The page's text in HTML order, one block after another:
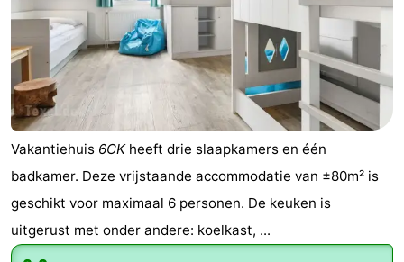
Vakantiehuis 6CKheeft drie slaapkamers en één
badkamer. Deze vrijstaande accommodatie van ±80m² is
geschikt voor maximaal 6 personen. De keuken is
uitgerust met onder andere: koelkast, ...